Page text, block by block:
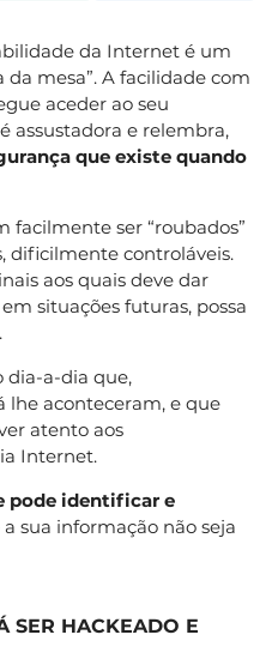
da Internet é um
mesa”. A facilidade com
aceder ao seu
assustadora e relembra,
que existe quando
facilmente ser “roubados”
dificilmente controláveis.
aos quais deve dar
situações futuras, possa
dia-a-dia que,
aconteceram, e que
atento aos
Internet.
pode identificar e
sua informação não seja
SER HACKEADO E